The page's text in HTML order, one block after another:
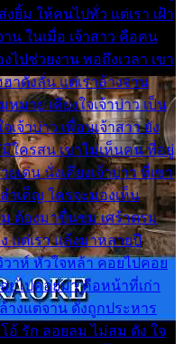
ยิ้ม ให้คนไปทั่ว แต่เรา เฝ้า
น ในเมื่อ เจ้าสาว คือคน
ไปช่วยงาน พอถึงเวลา เขา
าดังลั่น แต่เราล้างจาน
มาย เคียงใจเจ้าบ่าว เป็น
จ้าบ่าว เพื่อนเจ้าสาว ยัง
ใครสน เขาไม่เห็นคน ที่อยู่
เด่น นั่งเคียงเจ้าบ่าว ที่เขา
ำเค็ญ ใครจะมองเห็น
ต้องมาขื่นขม เศร้าตรม
แต่เรา แล้งมาหลายปี
าห์ หัวใจหล้า คอยไปคอย
ยไปคอยมา คือหน้าที่เก่า
างแต่จาน ดั่งถูกประหาร
อ้ รัก ลอยลม ไม่สม ดัง ใจ